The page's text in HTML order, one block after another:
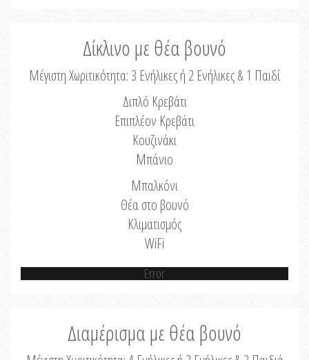
Δίκλινο με θέα βουνό
Μέγιστη Χωριτικότητα: 3 Ενήλικες ή 2 Ενήλικες & 1 Παιδί
Διπλό Κρεβάτι
Επιπλέον Κρεβάτι
Κουζινάκι
Μπάνιο
Μπαλκόνι
Θέα στο βουνό
Κλιματισμός
WiFi
Error
Διαμέρισμα με θέα βουνό